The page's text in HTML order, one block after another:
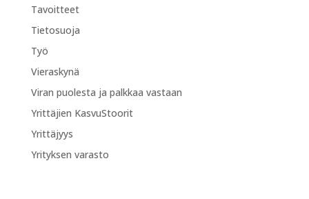
Tavoitteet
Tietosuoja
Työ
Vieraskynä
Viran puolesta ja palkkaa vastaan
Yrittäjien KasvuStoorit
Yrittäjyys
Yrityksen varasto